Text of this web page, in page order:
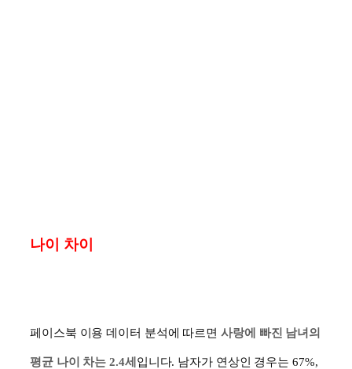
나이 차이
페이스북 이용 데이터 분석에 따르면 사랑에 빠진 남녀의
평균 나이 차는 2.4세 입니다. 남자가 연상인 경우는 67%,